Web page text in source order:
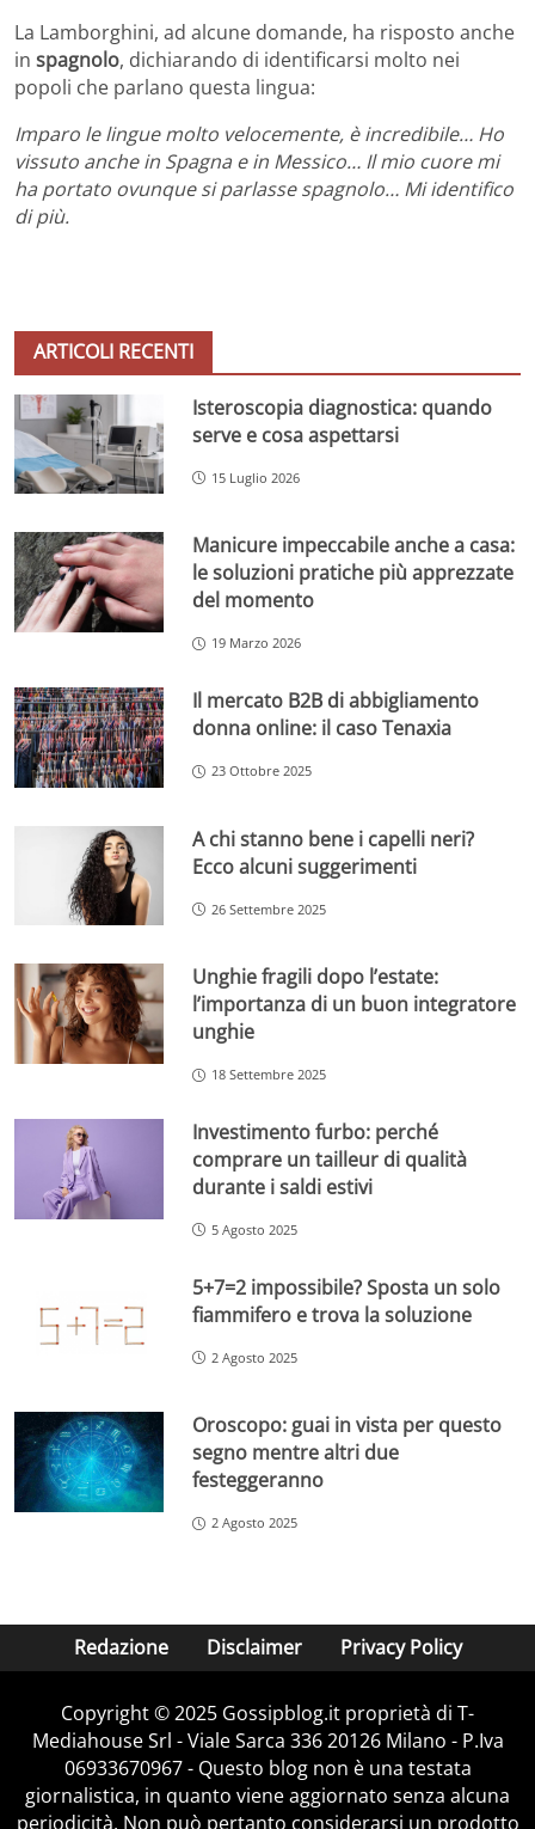
La Lamborghini, ad alcune domande, ha risposto anche
in spagnolo, dichiarando di identificarsi molto nei
popoli che parlano questa lingua:
Imparo le lingue molto velocemente, è incredibile… Ho
vissuto anche in Spagna e in Messico… Il mio cuore mi
ha portato ovunque si parlasse spagnolo… Mi identifico
di più.
ARTICOLI RECENTI
Isteroscopia diagnostica: quando
serve e cosa aspettarsi
15 Luglio 2026
Manicure impeccabile anche a casa:
le soluzioni pratiche più apprezzate
del momento
19 Marzo 2026
Il mercato B2B di abbigliamento
donna online: il caso Tenaxia
23 Ottobre 2025
A chi stanno bene i capelli neri?
Ecco alcuni suggerimenti
26 Settembre 2025
Unghie fragili dopo l’estate:
l’importanza di un buon integratore
unghie
18 Settembre 2025
Investimento furbo: perché
comprare un tailleur di qualità
durante i saldi estivi
5 Agosto 2025
5+7=2 impossibile? Sposta un solo
fiammifero e trova la soluzione
2 Agosto 2025
Oroscopo: guai in vista per questo
segno mentre altri due
festeggeranno
2 Agosto 2025
Redazione Disclaimer Privacy Policy
Copyright © 2025 Gossipblog.it proprietà di T-
Mediahouse Srl - Viale Sarca 336 20126 Milano - P.Iva
06933670967 - Questo blog non è una testata
giornalistica, in quanto viene aggiornato senza alcuna
periodicità. Non può pertanto considerarsi un prodotto